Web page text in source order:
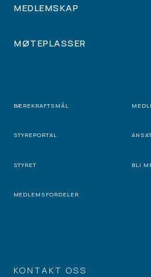
KONTAKT OSS
MEDLEMSKAP
MØTEPLASSER
BÆREKRAFTSMÅL
STYREPORTAL
STYRET BLI
MEDLEMSFORDELER